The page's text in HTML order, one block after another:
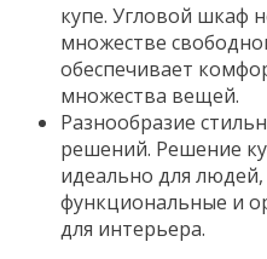
купе. Угловой шкаф
множестве
обеспечивает
множества вещей.
Разнообразие
решений. Решение
идеально для
функциональные и
для интерьера.